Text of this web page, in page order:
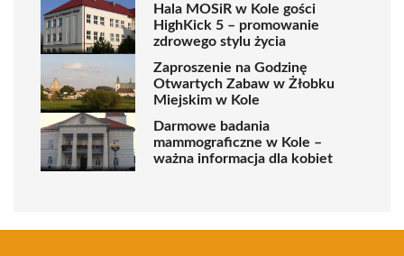
Hala MOSiR w Kole gości
HighKick 5 – promowanie
zdrowego stylu życia
Zaproszenie na Godzinę
Otwartych Zabaw w Żłobku
Miejskim w Kole
Darmowe badania
mammograficzne w Kole –
ważna informacja dla kobiet